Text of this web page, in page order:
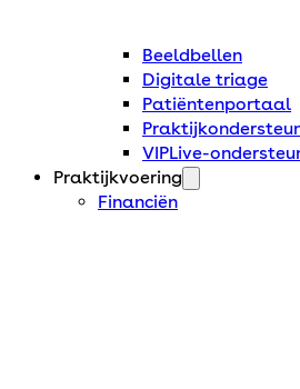
Beeldbellen
Digitale triage
Patiëntenportaal
VIPLive-
Praktijkvoering
Financiën